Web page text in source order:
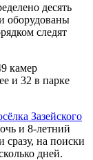
десять
оборудованы
следят
камер
и 32 в парке
Зазейского
и 8-летний
на поиски
дней.